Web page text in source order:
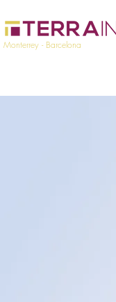
Monterrey - Barcelona